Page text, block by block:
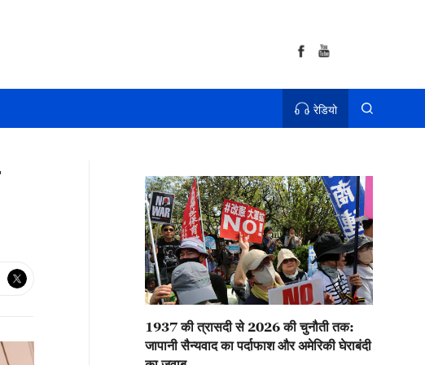
रेडियो
1937 की त्रासदी से 2026 की चुनौती तक:
जापानी सैन्यवाद का पर्दाफाश और अमेरिकी घेराबंदी